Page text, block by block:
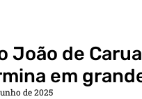
João de
em
de 2025